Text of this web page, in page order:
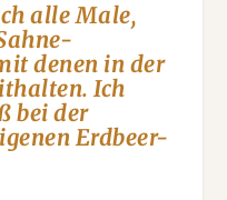
alle Male,
denen in der
Ich
bei der
Erdbeer-